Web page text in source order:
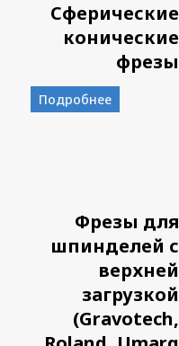
Сферические
конические
фрезы
Подробнее
Фрезы для
шпинделей с
верхней
загрузкой
(Gravotech,